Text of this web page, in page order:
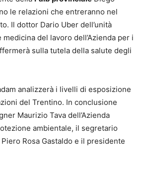
le relazioni che entreranno nel
Il dottor Dario Uber dell’unità
del lavoro dell’Azienda per i
sulla tutela della salute degli
analizzerà i livelli di esposizione
del Trentino. In conclusione
Maurizio Tava dell’Azienda
ambientale, il segretario
Rosa Gastaldo e il presidente